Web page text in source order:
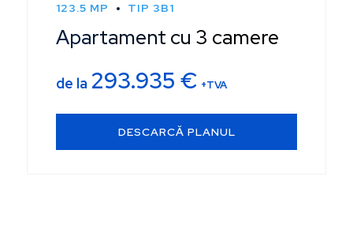
123.5 MP TIP 3B1
Apartament cu 3 camere
de la 293.935 € +TVA
DESCARCĂ PLANUL